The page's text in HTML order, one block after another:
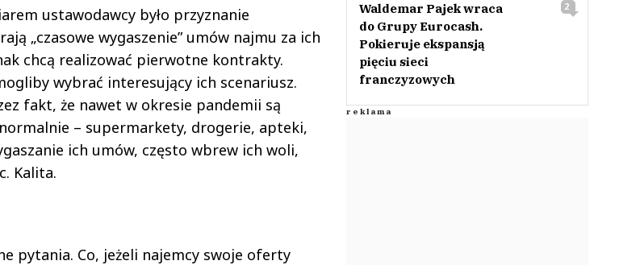
ustawodawcy było przyznanie
„czasowe wygaszenie” umów najmu za ich
chcą realizować pierwotne kontrakty.
wybrać interesujący ich scenariusz.
fakt, że nawet w okresie pandemii są
– supermarkety, drogerie, apteki,
ich umów, często wbrew ich woli,
Kalita.
pytania. Co, jeżeli najemcy swoje oferty
Waldemar Pajek wraca
do Grupy Eurocash.
Pokieruje ekspansją
pięciu sieci
franczyzowych
2